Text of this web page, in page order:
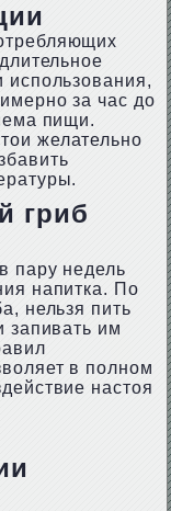
за час до
пищи.
желательно
гриб
пару недель
напитка. По
нельзя пить
запивать им
в полном
настоя